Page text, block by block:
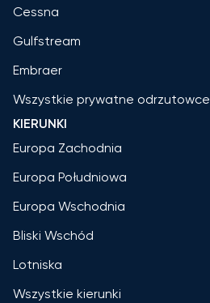
Cessna
Gulfstream
Embraer
Wszystkie prywatne odrzutowce
KIERUNKI
Europa Zachodnia
Europa Południowa
Europa Wschodnia
Bliski Wschód
Lotniska
Wszystkie kierunki